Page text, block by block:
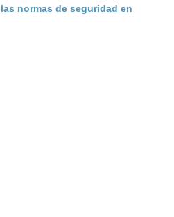
normas de seguridad en